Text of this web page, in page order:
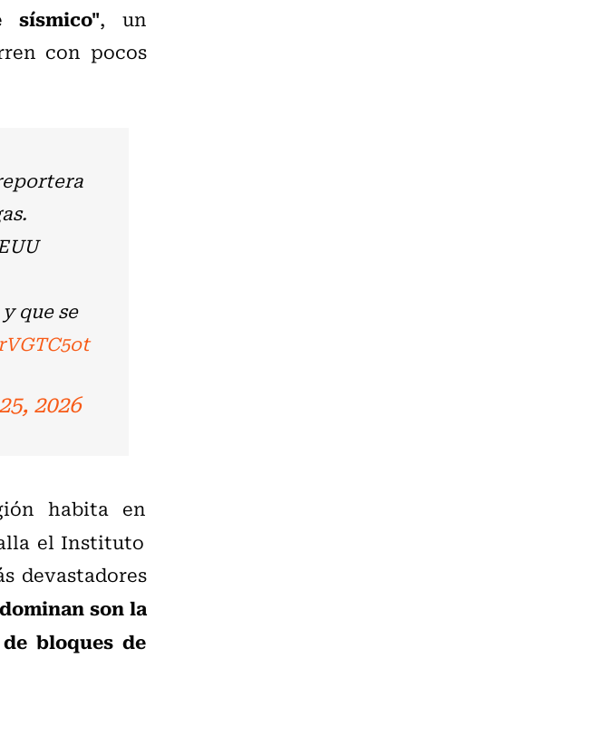
sísmico", un
con pocos
que se
2026
habita en
el Instituto
devastadores
son la
bloques de